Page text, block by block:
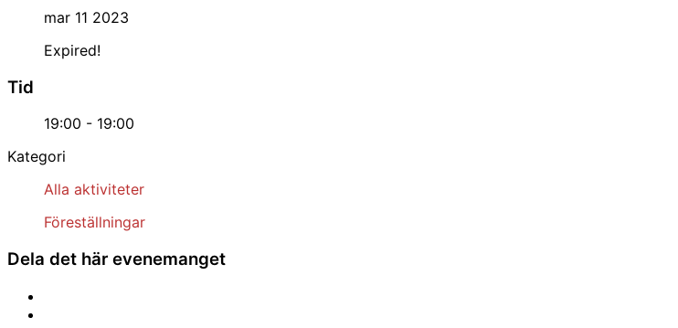
mar 11 2023
Expired!
Tid
19:00 - 19:00
Kategori
Alla aktiviteter
Föreställningar
Dela det här evenemanget